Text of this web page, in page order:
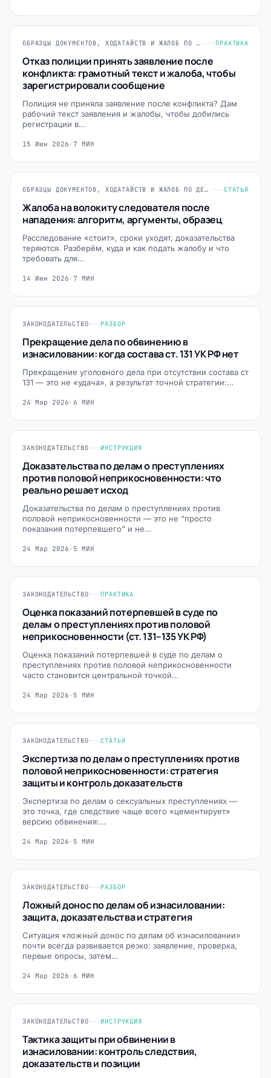
ОБРАЗЦЫ ДОКУМЕНТОВ, ХОДАТАЙСТВ И ЖАЛОБ ПО ДЕЛАМ ПРОТИВ ЛИЧНОСТИ ПРАКТИКА
Отказ полиции принять заявление после
конфликта: грамотный текст и жалоба, чтобы
зарегистрировали сообщение
Полиция не приняла заявление после конфликта? Дам
рабочий текст заявления и жалобы, чтобы добились
регистрации в…
15 Июн 2026 · 7 МИН
ОБРАЗЦЫ ДОКУМЕНТОВ, ХОДАТАЙСТВ И ЖАЛОБ ПО ДЕЛАМ ПРОТИВ ЛИЧНОСТИ СТАТЬЯ
Жалоба на волокиту следователя после
нападения: алгоритм, аргументы, образец
Расследование «стоит», сроки уходят, доказательства
теряются. Разберём, куда и как подать жалобу и что
требовать для…
14 Июн 2026 · 7 МИН
ЗАКОНОДАТЕЛЬСТВО РАЗБОР
Прекращение дела по обвинению в
изнасиловании: когда состава ст. 131 УК РФ нет
Прекращение уголовного дела при отсутствии состава ст
131 — это не «удача», а результат точной стратегии:…
24 Мар 2026 · 6 МИН
ЗАКОНОДАТЕЛЬСТВО ИНСТРУКЦИЯ
Доказательства по делам о преступлениях
против половой неприкосновенности: что
реально решает исход
Доказательства по делам о преступлениях против
половой неприкосновенности — это не “просто
показания потерпевшего” и не…
24 Мар 2026 · 5 МИН
ЗАКОНОДАТЕЛЬСТВО ПРАКТИКА
Оценка показаний потерпевшей в суде по
делам о преступлениях против половой
неприкосновенности (ст. 131–135 УК РФ)
Оценка показаний потерпевшей в суде по делам о
преступлениях против половой неприкосновенности
часто становится центральной точкой…
24 Мар 2026 · 5 МИН
ЗАКОНОДАТЕЛЬСТВО СТАТЬЯ
Экспертиза по делам о преступлениях против
половой неприкосновенности: стратегия
защиты и контроль доказательств
Экспертиза по делам о сексуальных преступлениях —
это точка, где следствие чаще всего «цементирует»
версию обвинения:…
24 Мар 2026 · 5 МИН
ЗАКОНОДАТЕЛЬСТВО РАЗБОР
Ложный донос по делам об изнасиловании:
защита, доказательства и стратегия
Ситуация «ложный донос по делам об изнасиловании»
почти всегда развивается резко: заявление, проверка,
первые опросы, затем…
24 Мар 2026 · 6 МИН
ЗАКОНОДАТЕЛЬСТВО ИНСТРУКЦИЯ
Тактика защиты при обвинении в
изнасиловании: контроль следствия,
доказательств и позиции